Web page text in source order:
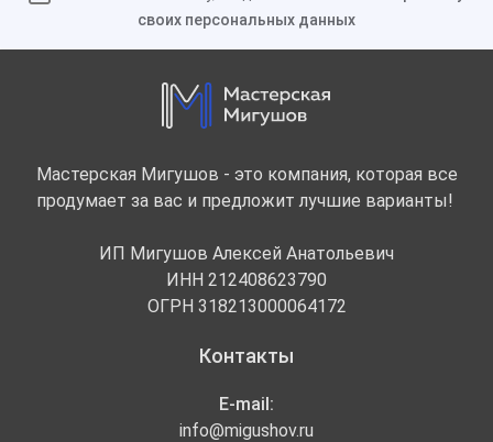
своих персональных данных
Мастерская Мигушов - это компания, которая все
продумает за вас и предложит лучшие варианты!
ИП Мигушов Алексей Анатольевич
ИНН 212408623790
ОГРН 318213000064172
Контакты
E-mail:
info@migushov.ru